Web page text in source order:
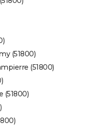
(51800)
(51800)
(51800)